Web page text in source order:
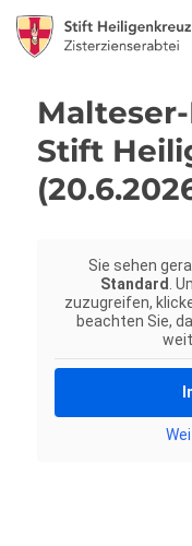
Stift
Sie sehen
Standard .
zuzugreifen,
beachten Sie,